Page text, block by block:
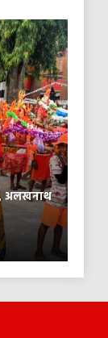
अलखनाथ